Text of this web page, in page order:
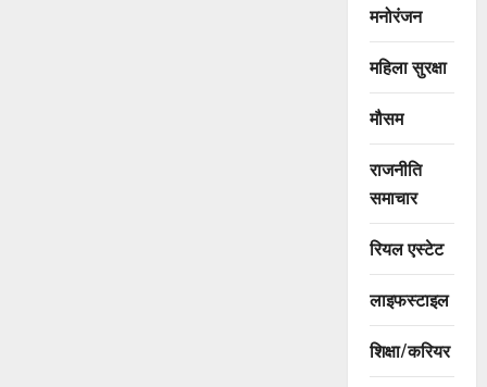
मनोरंजन
महिला सुरक्षा
मौसम
राजनीति
समाचार
रियल एस्टेट
लाइफस्टाइल
शिक्षा/करियर